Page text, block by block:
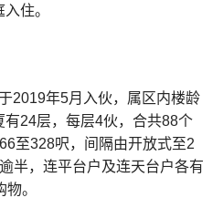
住。
2019年5月入伙，属区内楼龄
24层，每层4伙，合共88个
至328呎，间隔由开放式至2
半，连平台户及连天台户各有
。